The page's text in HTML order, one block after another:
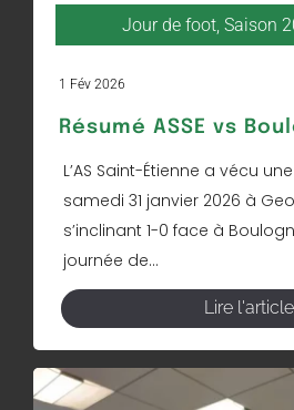
Jour de foot, Saison
1 Fév 2026
Résumé ASSE vs
L’AS Saint-Étienne a vécu
samedi 31 janvier 2026 à
s’inclinant 1-0 face à
journée de...
Lire l'article